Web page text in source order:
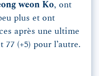
weon Ko, ont
plus et ont
après une ultime
77 (+5) pour l’autre.